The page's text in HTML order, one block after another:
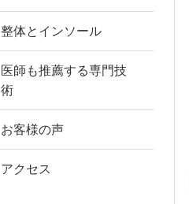
整体とインソール
医師も推薦する専門技
術
お客様の声
アクセス